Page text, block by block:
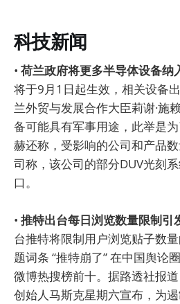
科技新闻
• 荷兰政府将更多半导体设备纳
将于9月1日起生效，相关设备
兰外贸与发展合作大臣莉谢·施
备可能具有军事用途，此举是
赫还称，受影响的公司和产品
司称，该公司的部分DUV光刻
口。
• 推特出台每日浏览数量限制引
台推特将限制用户浏览贴子数
题词条 “推特崩了” 在中国舆论
微博热搜榜前十。据路透社报
创始人马斯克星期六宣布，为